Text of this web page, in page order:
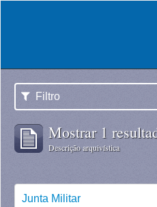
Filtro
Mostrar 1
Descrição arquivística
Junta Militar